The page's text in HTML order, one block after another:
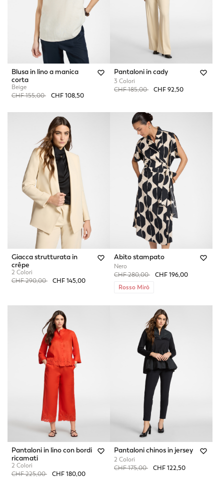
Blusa in lino a manica
corta
Beige
Price reduced from
CHF 155,00toCHF 108,50
Pantaloni in cady
3 Colori
Price reduced from
CHF 185,00toCHF 92,50
Giacca strutturata in
crêpe
2 Colori
Price reduced from
CHF 290,00toCHF 145,00
Abito stampato
Nero
Price reduced from
CHF 280,00toCHF 196,00
Rosso Mirò
Pantaloni in lino con bordi
ricamati
2 Colori
Price reduced from
CHF 225,00toCHF 180,00
Pantaloni chinos in jersey
2 Colori
Price reduced from
CHF 175,00toCHF 122,50